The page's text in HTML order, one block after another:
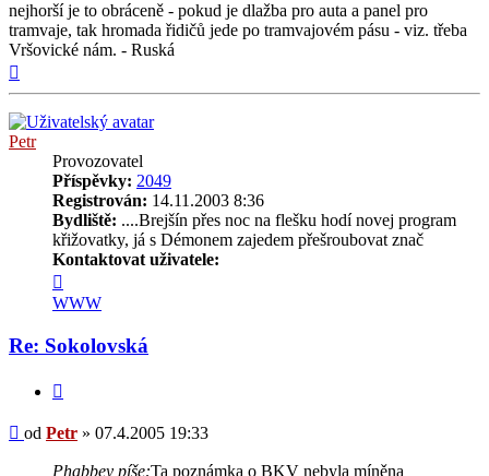
nejhorší je to obráceně - pokud je dlažba pro auta a panel pro
tramvaje, tak hromada řidičů jede po tramvajovém pásu - viz. třeba
Vršovické nám. - Ruská
Petr
Provozovatel
Příspěvky: 2049
Registrován: 14.11.2003 8:36
Bydliště: ....Brejšín přes noc na flešku hodí novej program
křižovatky, já s Démonem zajedem přešroubovat znač
Kontaktovat uživatele:
uživatele
Petr
WWW
Re: Sokolovská
Příspěvek
od Petr » 07.4.2005 19:33
Phabbey píše:Ta poznámka o BKV nebyla míněna